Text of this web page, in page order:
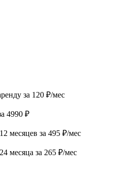
за 120 ₽/мес
4990 ₽
месяцев за 495 ₽/мес
месяца за 265 ₽/мес